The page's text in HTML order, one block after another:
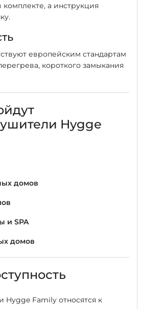
а инструкция
европейским стандартам
короткого замыкания
Hygge
домов
и SPA
домов
Family относятся к